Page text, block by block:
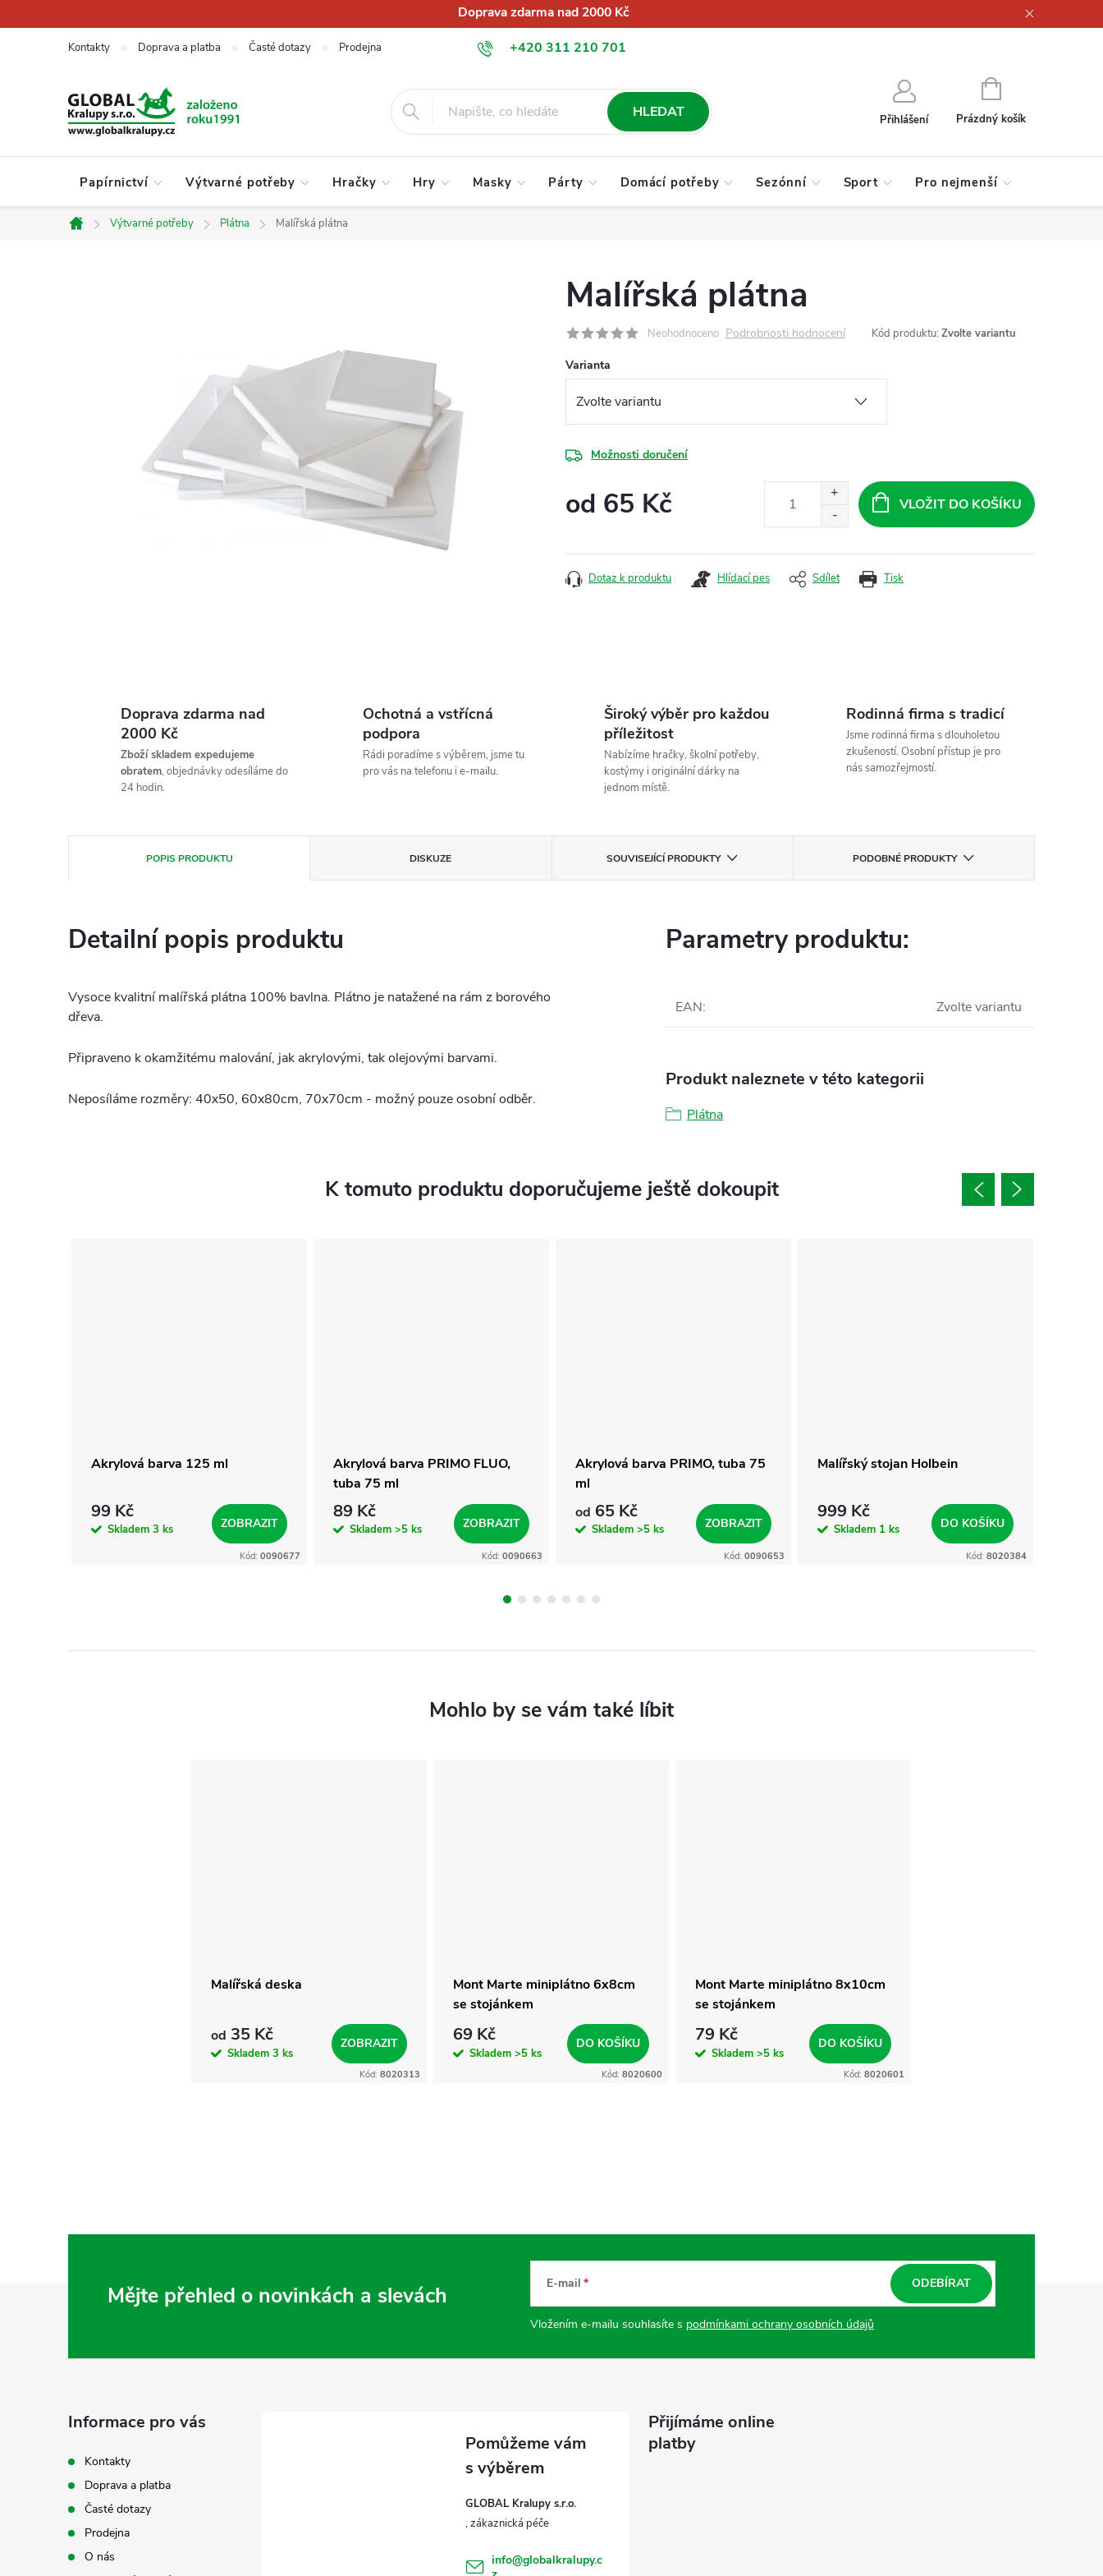
na
Doprava zdarma nad 2000 Kč
+420 311 210 701
info@globalkralupy.cz
Kontakty Doprava a platba Časté dotazy Prodejna Obchodní podmínky Podmínky ochrany osobních údajů
HLEDAT Přihlášení
NÁKUPNÍ
KOŠÍK
Prázdný košík
Papírnictví Výtvarné potřeby Hračky Hry Masky Párty Domácí potřeby Sezónní Sport Pro nejmenší
Domů
Výtvarné potřeby Plátna Malířská plátna
Malířská plátna
Neohodnoceno Podrobnosti hodnocení Kód produktu: Zvolte variantu
Varianta
Možnosti doručení
od 65 Kč VLOŽIT DO KOŠÍKU
Tisk
Dotaz k produktu Hlídací pes Sdílet
Doprava zdarma nad
2000 Kč
Zboží skladem expedujeme
obratem, objednávky odesíláme do
24 hodin.
Ochotná a vstřícná
podpora
Rádi poradíme s výběrem, jsme tu
pro vás na telefonu i e-mailu.
Široký výběr pro každou
příležitost
Nabízíme hračky, školní potřeby,
kostýmy i originální dárky na
jednom místě.
Rodinná firma s tradicí
Jsme rodinná firma s dlouholetou
zkušeností. Osobní přístup je pro
nás samozřejmostí.
POPIS PRODUKTU DISKUZE SOUVISEJÍCÍ PRODUKTY PODOBNÉ PRODUKTY
Detailní popis produktu
Vysoce kvalitní malířská plátna 100% bavlna. Plátno je natažené na rám z borového
dřeva.
Připraveno k okamžitému malování, jak akrylovými, tak olejovými barvami.
Neposíláme rozměry: 40x50, 60x80cm, 70x70cm - možný pouze osobní odběr.
Parametry produktu:
EAN: Zvolte variantu
Produkt naleznete v této kategorii
Plátna
K tomuto produktu doporučujeme ještě dokoupit
Akrylová barva 125 ml
99 Kč
Skladem 3 ks ZOBRAZIT
Kód: 0090677
Akrylová barva PRIMO FLUO,
tuba 75 ml
89 Kč
Skladem >5 ks ZOBRAZIT
Kód: 0090663
Akrylová barva PRIMO, tuba 75
ml
od 65 Kč
Skladem >5 ks ZOBRAZIT
Kód: 0090653
Malířský stojan Holbein
999 Kč
Skladem 1 ks DO KOŠÍKU
Kód: 8020384
Malířská deska
od 35 Kč
Skladem 3 ks
ZOBRAZIT
Kód: 8020313
Mont Marte miniplátno 6x8cm
se stojánkem
69 Kč
Skladem >5 ks
DO KOŠÍKU
Kód: 8020600
Mont Marte miniplátno 8x10cm
se stojánkem
79 Kč
Skladem >5 ks
DO KOŠÍKU
Kód: 8020601
Mějte přehled o novinkách a slevách E-mail
Vložením e-mailu souhlasíte s podmínkami ochrany osobních údajů
ODEBÍRAT
Informace pro vás
Kontakty
Doprava a platba
Časté dotazy
Prodejna
O nás
GLOBAL Kralupy s.r.o.
info@globalkralupy.c
Přijímáme online
platby